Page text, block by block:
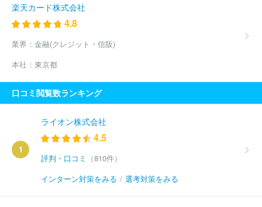
楽天カード株式会社
4.8
業界： 金融(クレジット・信販)
本社： 東京都
口コミ閲覧数ランキング
1
ライオン株式会社
4.5
評判・口コミ
（810件）
インターン対策をみる / 選考対策をみる